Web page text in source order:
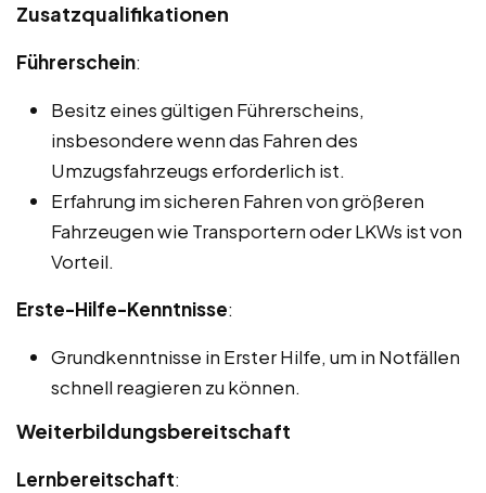
Zusatzqualifikationen
Führerschein:
Besitz eines gültigen Führerscheins,
insbesondere wenn das Fahren des
Umzugsfahrzeugs erforderlich ist.
Erfahrung im sicheren Fahren von größeren
Fahrzeugen wie Transportern oder LKWs ist von
Vorteil.
Erste-Hilfe-Kenntnisse:
Grundkenntnisse in Erster Hilfe, um in Notfällen
schnell reagieren zu können.
Weiterbildungsbereitschaft
Lernbereitschaft: